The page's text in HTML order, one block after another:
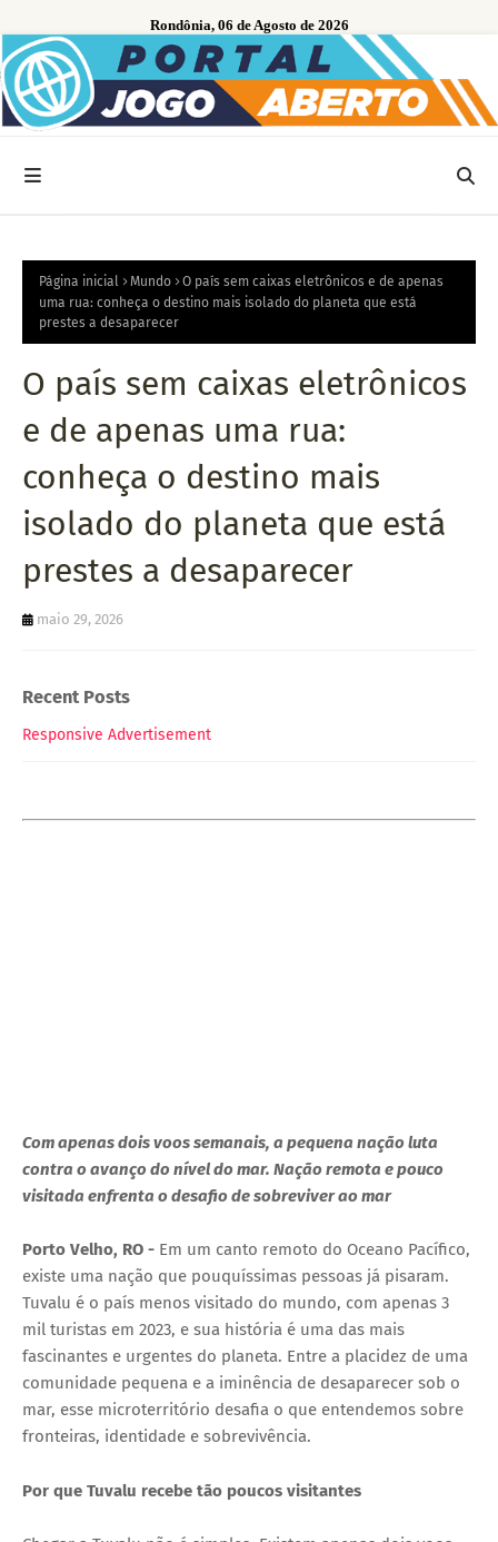
Rondônia, 06 de Agosto de 2026
Página inicial Mundo
O país sem caixas eletrônicos e de apenas
uma rua: conheça o destino mais isolado do planeta que está
prestes a desaparecer
O país sem caixas eletrônicos
e de apenas uma rua:
conheça o destino mais
isolado do planeta que está
prestes a desaparecer
maio 29, 2026
Recent Posts
Responsive Advertisement
Com apenas dois voos semanais, a pequena nação luta
contra o avanço do nível do mar. Nação remota e pouco
visitada enfrenta o desafio de sobreviver ao mar
Porto Velho, RO - Em um canto remoto do Oceano Pacífico,
existe uma nação que pouquíssimas pessoas já pisaram.
Tuvalu é o país menos visitado do mundo, com apenas 3
mil turistas em 2023, e sua história é uma das mais
fascinantes e urgentes do planeta. Entre a placidez de uma
comunidade pequena e a iminência de desaparecer sob o
mar, esse microterritório desafia o que entendemos sobre
fronteiras, identidade e sobrevivência.
Por que Tuvalu recebe tão poucos visitantes